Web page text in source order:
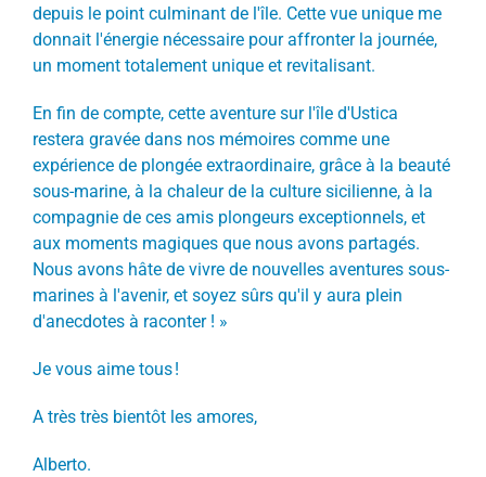
depuis le point culminant de l'île. Cette vue unique me
donnait l'énergie nécessaire pour affronter la journée,
un moment totalement unique et revitalisant.
En fin de compte, cette aventure sur l'île d'Ustica
restera gravée dans nos mémoires comme une
expérience de plongée extraordinaire, grâce à la beauté
sous-marine, à la chaleur de la culture sicilienne, à la
compagnie de ces amis plongeurs exceptionnels, et
aux moments magiques que nous avons partagés.
Nous avons hâte de vivre de nouvelles aventures sous-
marines à l'avenir, et soyez sûrs qu'il y aura plein
d'anecdotes à raconter ! »
Je vous aime tous !
A très très bientôt les amores,
Alberto.